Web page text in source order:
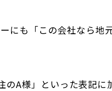
にも「この会社なら地
A様」といった表記に